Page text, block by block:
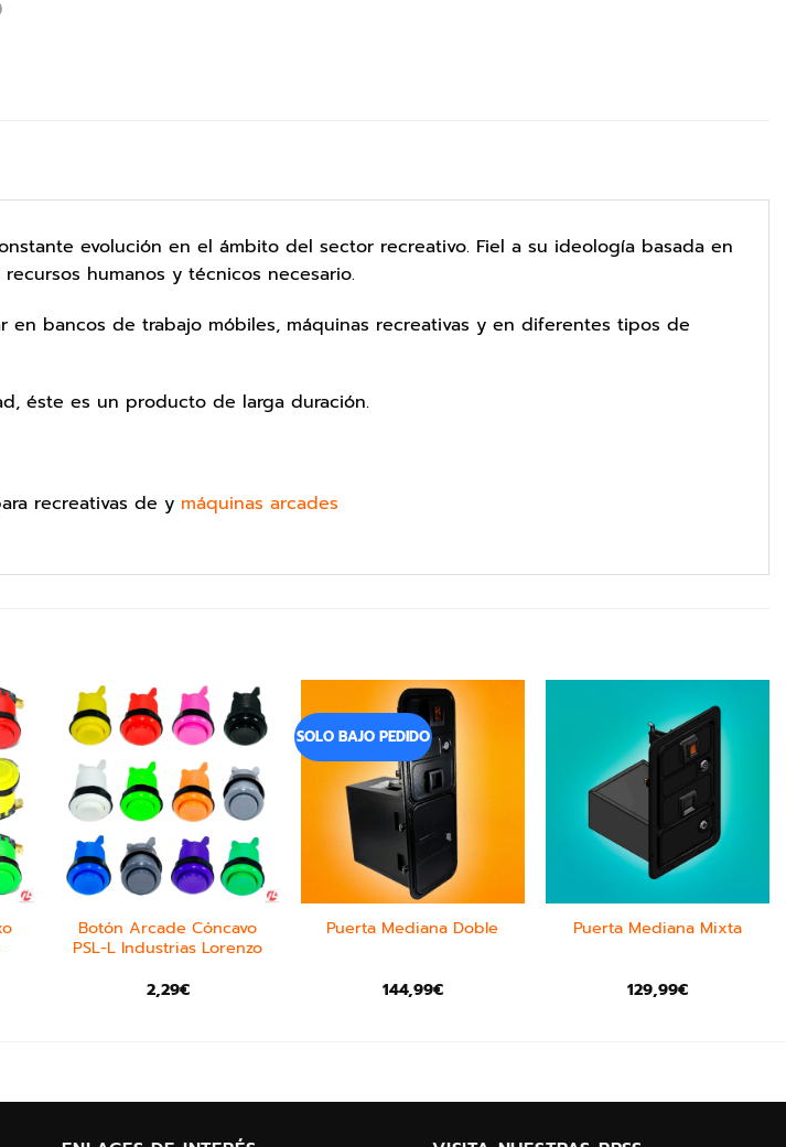
evolución en el ámbito del sector recreativo. Fiel a su ideología basada en
humanos y técnicos necesario.
bancos de trabajo móbiles, máquinas recreativas y en diferentes tipos de
éste es un producto de larga duración.
recreativas de y máquinas arcades
Botón Arcade Cóncavo
PSL-L Industrias Lorenzo
2,29€
SOLO BAJO PEDIDO
Puerta Mediana Doble
144,99€
Puerta Mediana Mixta
129,99€